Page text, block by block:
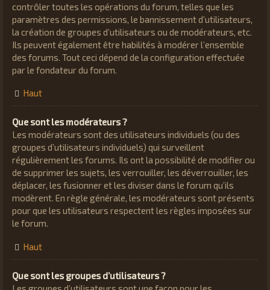
contrôler toutes les opérations du forum, telles que les
paramètres des permissions, le bannissement d’utilisateurs,
la création de groupes d’utilisateurs ou de modérateurs, etc.
Ils peuvent également être habilités à modérer l’ensemble
des forums. Tout ceci dépend de la configuration effectuée
par le fondateur du forum.
Haut
Que sont les modérateurs ?
Les modérateurs sont des utilisateurs individuels (ou des
groupes d’utilisateurs individuels) qui surveillent
régulièrement les forums. Ils ont la possibilité de modifier ou
de supprimer les sujets, les verrouiller, les déverrouiller, les
déplacer, les fusionner et les diviser dans le forum qu’ils
modèrent. En règle générale, les modérateurs sont présents
pour que les utilisateurs respectent les règles imposées sur
le forum.
Haut
Que sont les groupes d’utilisateurs ?